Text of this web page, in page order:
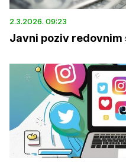
2.3.2026. 09:23
Javni poziv redovnim